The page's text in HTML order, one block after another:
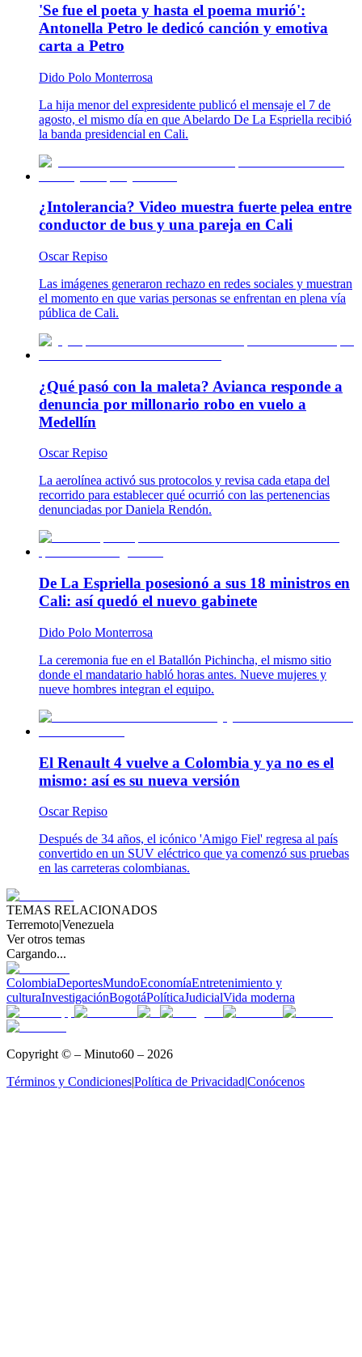
'Se fue el poeta y hasta el poema murió':
Antonella Petro le dedicó canción y emotiva
carta a Petro
Dido Polo Monterrosa
La hija menor del expresidente publicó el mensaje el 7 de
agosto, el mismo día en que Abelardo De La Espriella recibió
la banda presidencial en Cali.
¿Intolerancia? Video muestra fuerte pelea entre
conductor de bus y una pareja en Cali
Oscar Repiso
Las imágenes generaron rechazo en redes sociales y muestran
el momento en que varias personas se enfrentan en plena vía
pública de Cali.
¿Qué pasó con la maleta? Avianca responde a
denuncia por millonario robo en vuelo a
Medellín
Oscar Repiso
La aerolínea activó sus protocolos y revisa cada etapa del
recorrido para establecer qué ocurrió con las pertenencias
denunciadas por Daniela Rendón.
De La Espriella posesionó a sus 18 ministros en
Cali: así quedó el nuevo gabinete
Dido Polo Monterrosa
La ceremonia fue en el Batallón Pichincha, el mismo sitio
donde el mandatario habló horas antes. Nueve mujeres y
nueve hombres integran el equipo.
El Renault 4 vuelve a Colombia y ya no es el
mismo: así es su nueva versión
Oscar Repiso
Después de 34 años, el icónico 'Amigo Fiel' regresa al país
convertido en un SUV eléctrico que ya comenzó sus pruebas
en las carreteras colombianas.
TEMAS RELACIONADOS
Terremoto|Venezuela
Ver otros temas
Cargando...
ColombiaDeportesMundoEconomíaEntretenimiento y
culturaInvestigaciónBogotáPolíticaJudicialVida moderna
Copyright © – Minuto60 – 2026
Términos y Condiciones|Política de Privacidad|Conócenos